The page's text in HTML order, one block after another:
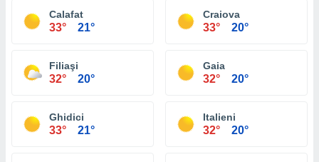
Calafat
33° 21°
Craiova
33° 20°
Filiaşi
32° 20°
Gaia
32° 20°
Ghidici
33° 21°
Italieni
32° 20°